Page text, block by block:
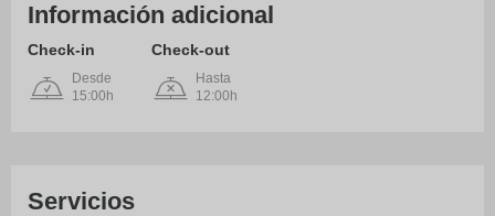
Información adicional
Check-in
Desde
15:00h
Check-out
Hasta
12:00h
Servicios